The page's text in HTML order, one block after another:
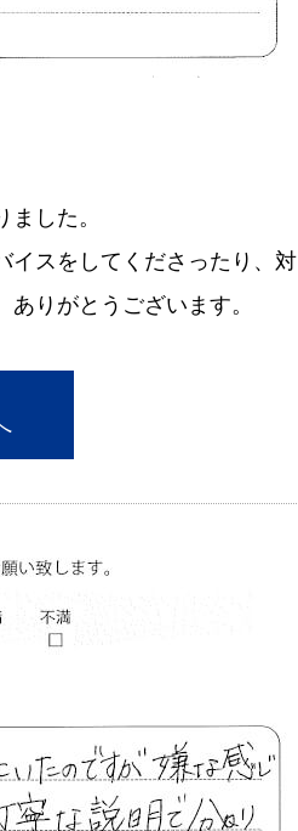
した。
イスをしてくださったり、対
りがとうございます。